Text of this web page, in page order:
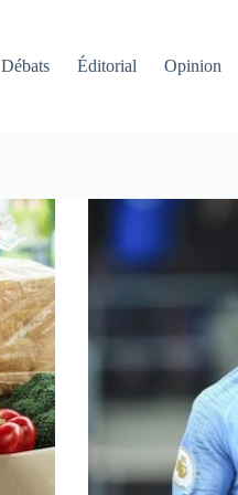
Débats Éditorial Opinion